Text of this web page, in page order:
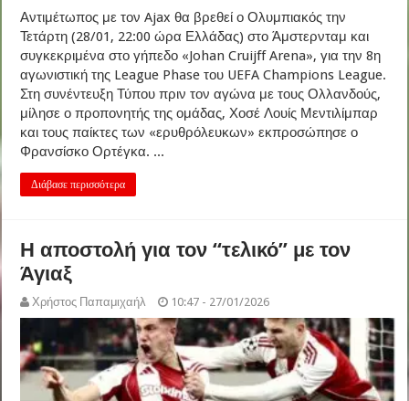
Αντιμέτωπος με τον Ajax θα βρεθεί ο Ολυμπιακός την
Τετάρτη (28/01, 22:00 ώρα Ελλάδας) στο Άμστερνταμ και
συγκεκριμένα στο γήπεδο «Johan Cruijff Arena», για την 8η
αγωνιστική της League Phase του UEFA Champions League.
Στη συνέντευξη Τύπου πριν τον αγώνα με τους Ολλανδούς,
μίλησε ο προπονητής της ομάδας, Χοσέ Λουίς Μεντιλίμπαρ
και τους παίκτες των «ερυθρόλευκων» εκπροσώπησε ο
Φρανσίσκο Ορτέγκα. ...
Διάβασε περισσότερα
Η αποστολή για τον “τελικό” με τον
Άγιαξ
Χρήστος Παπαμιχαήλ 10:47 - 27/01/2026